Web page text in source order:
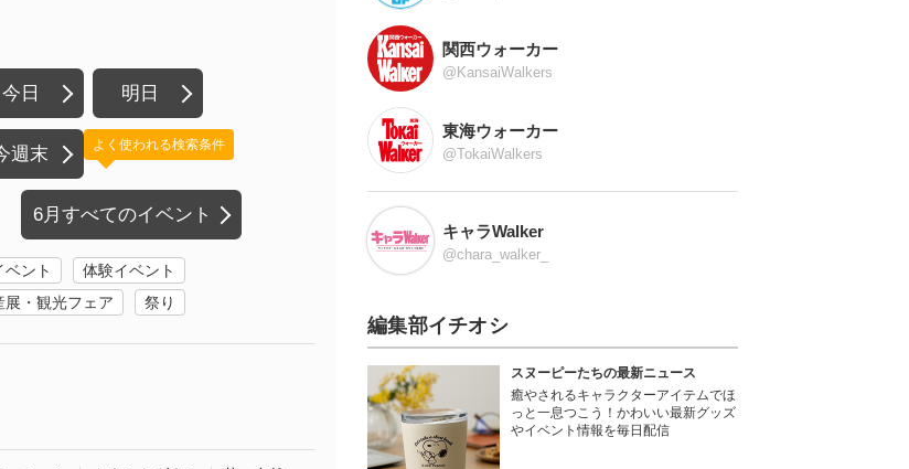
今日 明日
週末
6月すべてのイベント
よく使われる検索条件
ベント
体験イベント
展・観光フェア
祭り
関西ウォーカー
@KansaiWalkers
東海ウォーカー
@TokaiWalkers
キャラWalker
@chara_walker_
編集部イチオシ
スヌーピーたちの最新ニュース
癒やされるキャラクターアイテムでほ
っと一息つこう！かわいい最新グッズ
やイベント情報を毎日配信